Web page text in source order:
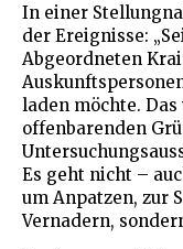
In einer
der Ereignisse:
Abgeordneten
laden möchte.
offenbarenden
Es geht nicht –
um Anpatzen, zur
Vernadern,